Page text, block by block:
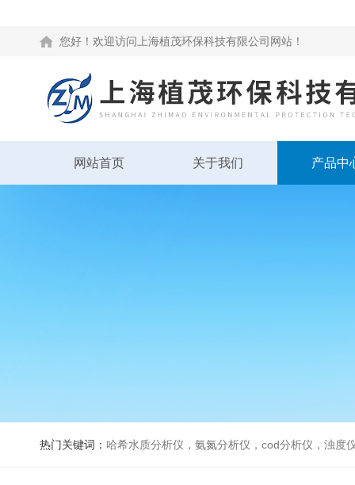
您好！欢迎访问上海植茂环保科技有限公司网站！
网站首页 关于我们 产品中
热门关键词： 哈希水质分析仪，氨氮分析仪，cod分析仪，浊度